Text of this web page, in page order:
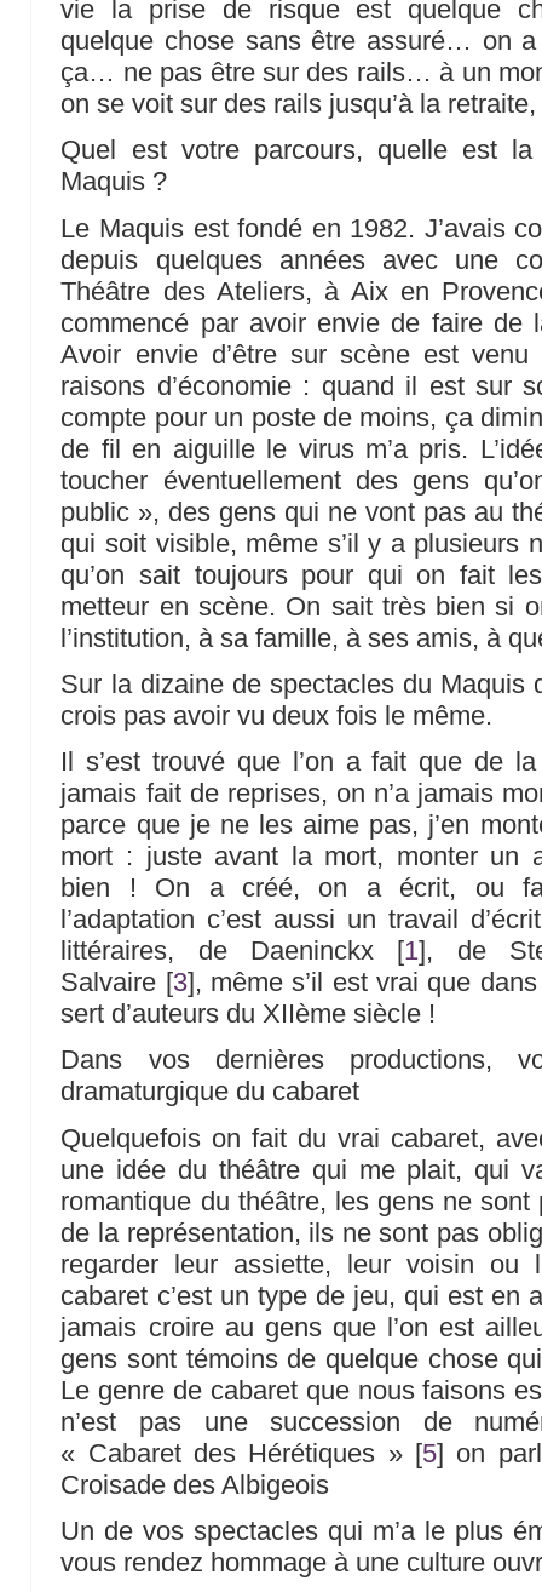
vie la prise de risque est quelque
quelque chose sans être assuré… on
ça… ne pas être sur des rails… à un
on se voit sur des rails jusqu’à la
Quel est votre parcours, quelle est
Maquis ?
Le Maquis est fondé en 1982. J’avais
depuis quelques années avec une
Théâtre des Ateliers, à Aix en
commencé par avoir envie de faire de
Avoir envie d’être sur scène est
raisons d’économie : quand il est sur
compte pour un poste de moins, ça
de fil en aiguille le virus m’a pris.
toucher éventuellement des gens
public », des gens qui ne vont pas au
qui soit visible, même s’il y a plusieurs
qu’on sait toujours pour qui on fait
metteur en scène. On sait très bien si
l’institution, à sa famille, à ses amis, à
Sur la dizaine de spectacles du Maquis
crois pas avoir vu deux fois le même.
Il s’est trouvé que l’on a fait que de
jamais fait de reprises, on n’a jamais
parce que je ne les aime pas, j’en
mort : juste avant la mort, monter un
bien ! On a créé, on a écrit, ou
l’adaptation c’est aussi un travail
littéraires, de Daeninckx [1], de
Salvaire [3], même s’il est vrai que
sert d’auteurs du XIIème siècle !
Dans vos dernières productions,
dramaturgique du cabaret
Quelquefois on fait du vrai cabaret,
une idée du théâtre qui me plait, qui
romantique du théâtre, les gens ne
de la représentation, ils ne sont pas
regarder leur assiette, leur voisin ou
cabaret c’est un type de jeu, qui est en
jamais croire au gens que l’on est
gens sont témoins de quelque chose
Le genre de cabaret que nous faisons
n’est pas une succession de
« Cabaret des Hérétiques »[5] on
Croisade des Albigeois
Un de vos spectacles qui m’a le plus
vous rendez hommage à une culture